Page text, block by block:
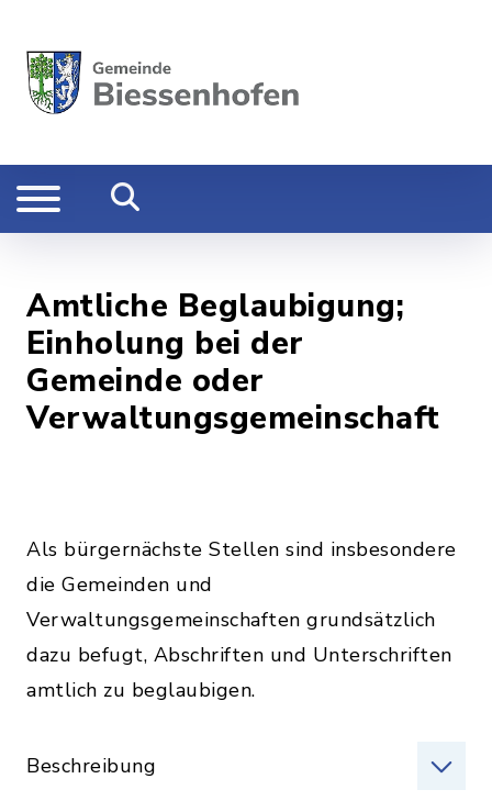
Amtliche Beglaubigung;
Einholung bei der
Gemeinde oder
Verwaltungsgemeinschaft
Als bürgernächste Stellen sind insbesondere
die Gemeinden und
Verwaltungsgemeinschaften grundsätzlich
dazu befugt, Abschriften und Unterschriften
amtlich zu beglaubigen.
Beschreibung